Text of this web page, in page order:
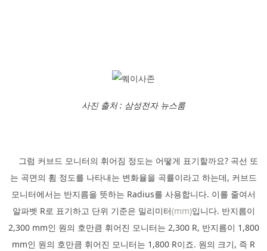
사진 출처 : 삼성전자 뉴스룸
그럼 커브드 모니터의 휘어짐 정도는 어떻게 표기할까요? 곡선 또
는 곡면의 휨 정도를 나타내는 변화율을 곡률이라고 하는데, 커브드
모니터에서는 반지름을 뜻하는 Radius를 사용합니다. 이를 줄여서
알파벳 R로 표기하고 단위 기준은 밀리미터(mm)입니다. 반지름이
2,300 mm인 원의 호만큼 휘어진 모니터는 2,300 R, 반지름이 1,800
mm인 원의 호만큼 휘어진 모니터는 1,800 R이죠. 원의 크기, 즉 R